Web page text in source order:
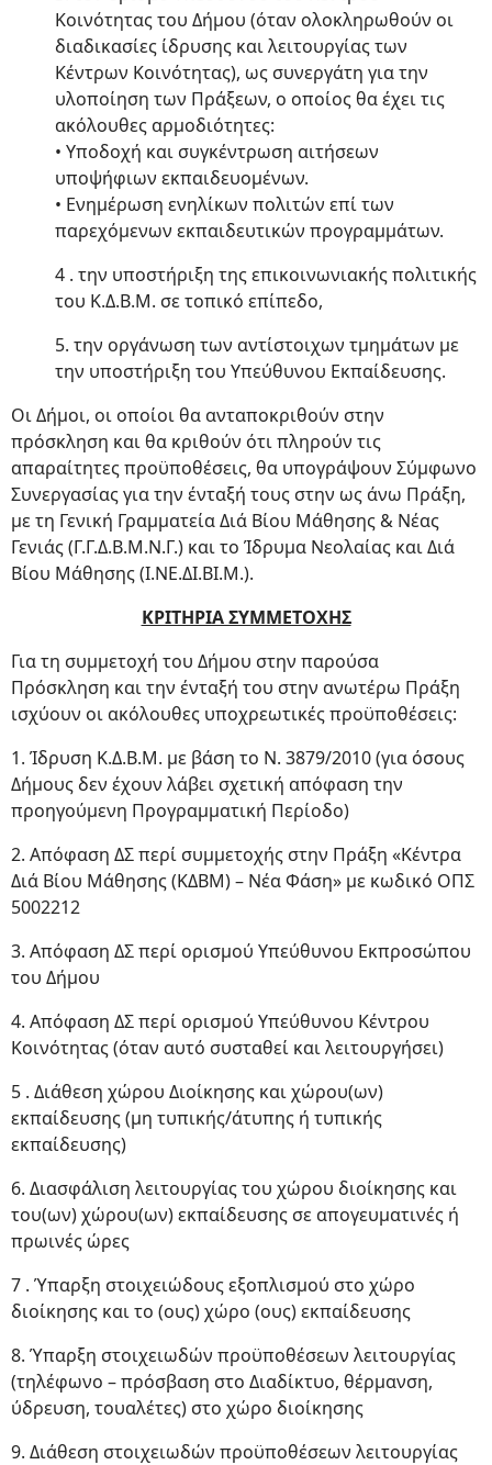
Κοινότητας του Δήμου (όταν ολοκληρωθούν οι
διαδικασίες ίδρυσης και λειτουργίας των
Κέντρων Κοινότητας), ως συνεργάτη για την
υλοποίηση των Πράξεων, ο οποίος θα έχει τις
ακόλουθες αρμοδιότητες:
• Υποδοχή και συγκέντρωση αιτήσεων
υποψήφιων εκπαιδευομένων.
• Ενημέρωση ενηλίκων πολιτών επί των
παρεχόμενων εκπαιδευτικών προγραμμάτων.
4 . την υποστήριξη της επικοινωνιακής πολιτικής
του Κ.Δ.Β.Μ. σε τοπικό επίπεδο,
5. την οργάνωση των αντίστοιχων τμημάτων με
την υποστήριξη του Υπεύθυνου Εκπαίδευσης.
Οι Δήμοι, οι οποίοι θα ανταποκριθούν στην
πρόσκληση και θα κριθούν ότι πληρούν τις
απαραίτητες προϋποθέσεις, θα υπογράψουν Σύμφωνο
Συνεργασίας για την ένταξή τους στην ως άνω Πράξη,
με τη Γενική Γραμματεία Διά Βίου Μάθησης & Νέας
Γενιάς (Γ.Γ.Δ.Β.Μ.Ν.Γ.) και το Ίδρυμα Νεολαίας και Διά
Βίου Μάθησης (Ι.ΝΕ.ΔΙ.ΒΙ.Μ.).
ΚΡΙΤΗΡΙΑ ΣΥΜΜΕΤΟΧΗΣ
Για τη συμμετοχή του Δήμου στην παρούσα
Πρόσκληση και την ένταξή του στην ανωτέρω Πράξη
ισχύουν οι ακόλουθες υποχρεωτικές προϋποθέσεις:
1. Ίδρυση Κ.Δ.Β.Μ. με βάση το Ν. 3879/2010 (για όσους
Δήμους δεν έχουν λάβει σχετική απόφαση την
προηγούμενη Προγραμματική Περίοδο)
2. Απόφαση ΔΣ περί συμμετοχής στην Πράξη «Κέντρα
Διά Βίου Μάθησης (ΚΔΒΜ) – Νέα Φάση» με κωδικό ΟΠΣ
5002212
3. Απόφαση ΔΣ περί ορισμού Υπεύθυνου Εκπροσώπου
του Δήμου
4. Απόφαση ΔΣ περί ορισμού Υπεύθυνου Κέντρου
Κοινότητας (όταν αυτό συσταθεί και λειτουργήσει)
5 . Διάθεση χώρου Διοίκησης και χώρου(ων)
εκπαίδευσης (μη τυπικής/άτυπης ή τυπικής
εκπαίδευσης)
6. Διασφάλιση λειτουργίας του χώρου διοίκησης και
του(ων) χώρου(ων) εκπαίδευσης σε απογευματινές ή
πρωινές ώρες
7 . Ύπαρξη στοιχειώδους εξοπλισμού στο χώρο
διοίκησης και το (ους) χώρο (ους) εκπαίδευσης
8. Ύπαρξη στοιχειωδών προϋποθέσεων λειτουργίας
(τηλέφωνο – πρόσβαση στο Διαδίκτυο, θέρμανση,
ύδρευση, τουαλέτες) στο χώρο διοίκησης
9. Διάθεση στοιχειωδών προϋποθέσεων λειτουργίας